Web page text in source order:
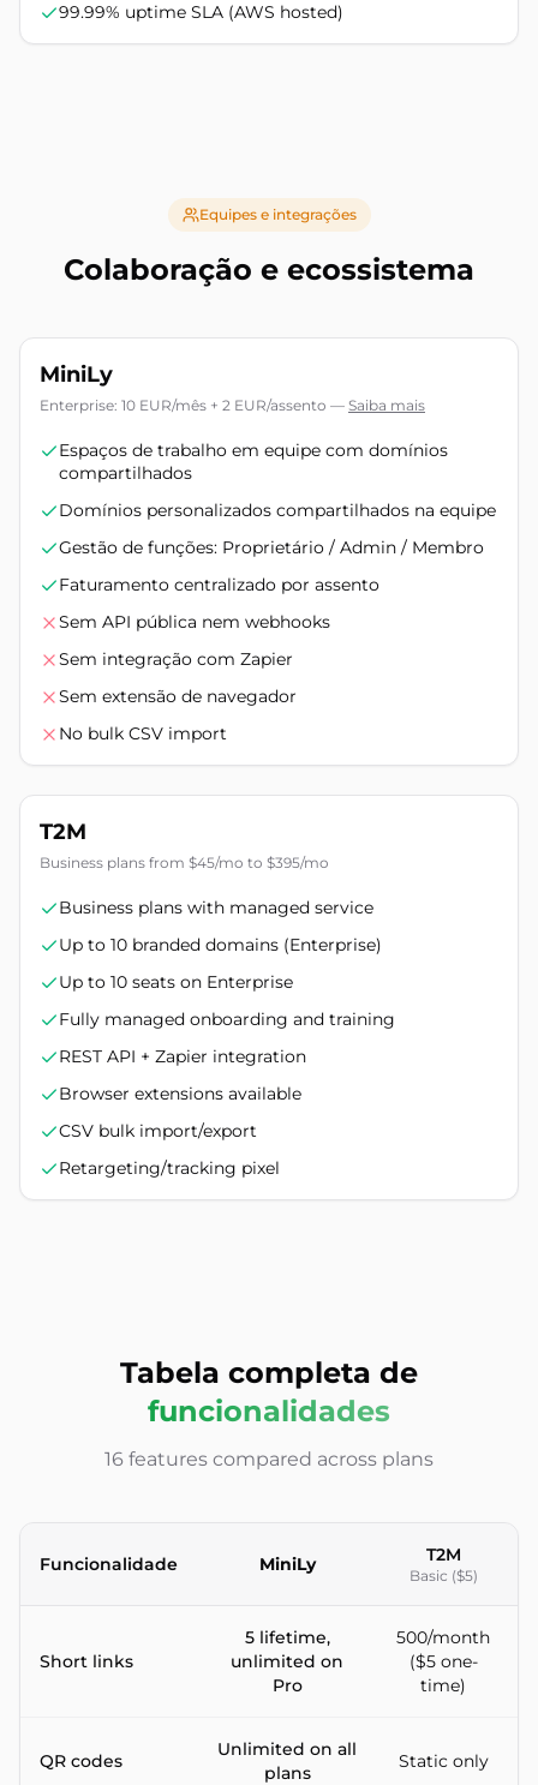
99.99% uptime SLA (AWS hosted)
Equipes e integrações
Colaboração e ecossistema
MiniLy
Enterprise: 10 EUR/mês + 2 EUR/assento — Saiba mais
Espaços de trabalho em equipe com domínios
compartilhados
Domínios personalizados compartilhados na equipe
Gestão de funções: Proprietário / Admin / Membro
Faturamento centralizado por assento
Sem API pública nem webhooks
Sem integração com Zapier
Sem extensão de navegador
No bulk CSV import
T2M
Business plans from $45/mo to $395/mo
Business plans with managed service
Up to 10 branded domains (Enterprise)
Up to 10 seats on Enterprise
Fully managed onboarding and training
REST API + Zapier integration
Browser extensions available
CSV bulk import/export
Retargeting/tracking pixel
Tabela completa de
funcionalidades
16 features compared across plans
Funcionalidade MiniLy T2M
Basic ($5)
Short links
5 lifetime,
unlimited on
Pro
500/month
($5 one-
time)
QR codes
Unlimited on all
plans
Static only